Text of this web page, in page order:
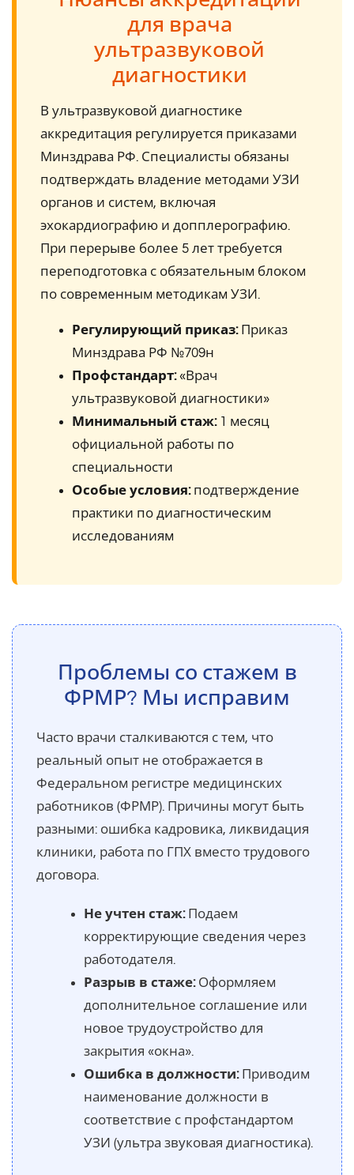
для врача
ультразвуковой
диагностики
В ультразвуковой диагностике
аккредитация регулируется приказами
Минздрава РФ. Специалисты обязаны
подтверждать владение методами УЗИ
органов и систем, включая
эхокардиографию и допплерографию.
При перерыве более 5 лет требуется
переподготовка с обязательным блоком
по современным методикам УЗИ.
Регулирующий приказ:Приказ
Минздрава РФ №709н
Профстандарт:«Врач
ультразвуковой диагностики»
Минимальный стаж:1 месяц
официальной работы по
специальности
Особые условия:подтверждение
практики по диагностическим
исследованиям
Проблемы со стажем в
ФРМР? Мы исправим
Часто врачи сталкиваются с тем, что
реальный опыт не отображается в
Федеральном регистре медицинских
работников (ФРМР). Причины могут быть
разными: ошибка кадровика, ликвидация
клиники, работа по ГПХ вместо трудового
договора.
Не учтен стаж:Подаем
корректирующие сведения через
работодателя.
Разрыв в стаже:Оформляем
дополнительное соглашение или
новое трудоустройство для
закрытия «окна».
Ошибка в должности:Приводим
наименование должности в
соответствие с профстандартом
УЗИ (ультра звуковая диагностика).